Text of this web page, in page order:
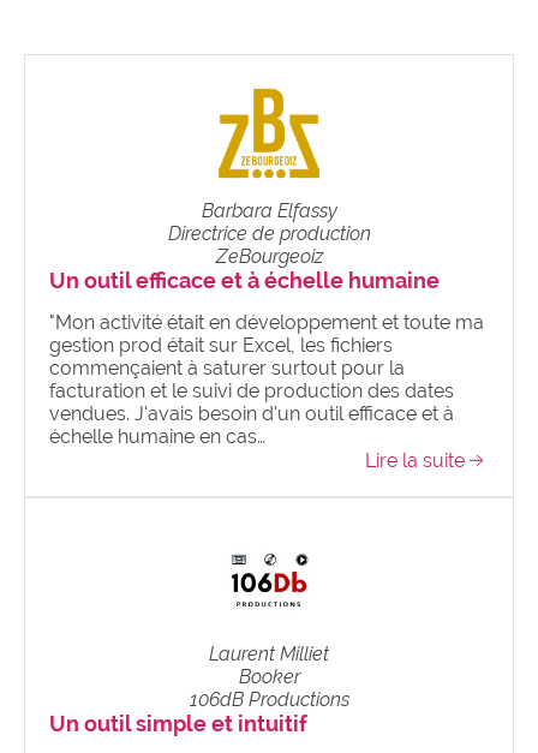
Barbara Elfassy
Directrice de production
ZeBourgeoiz
Un outil efficace et à échelle humaine
"Mon activité était en développement et toute ma
gestion prod était sur Excel, les fichiers
commençaient à saturer surtout pour la
facturation et le suivi de production des dates
vendues. J'avais besoin d'un outil efficace et à
échelle humaine en cas…
Lire la suite
Laurent Milliet
Booker
106dB Productions
Un outil simple et intuitif